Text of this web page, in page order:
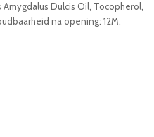
Dulcis Oil, Tocopherol,
na opening: 12M.